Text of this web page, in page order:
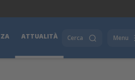
ATTUALITÀ Cerca Menu